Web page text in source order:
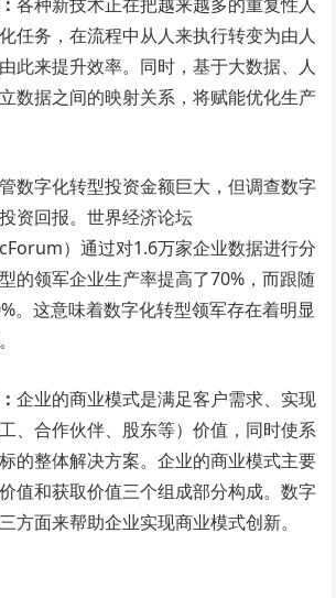
任务，在流程中从人来执行转变为由人
此来提升效率。同时，基于大数据、人
数据之间的映射关系，将赋能优化生产
数字化转型投资金额巨大，但调查数字
资回报。世界经济论坛
）通过对1.6万家企业数据进行分
的领军企业生产率提高了70%，而跟随
。这意味着数字化转型领军存在着明显
企业的商业模式是满足客户需求、实现
、合作伙伴、股东等）价值，同时使系
的整体解决方案。企业的商业模式主要
值和获取价值三个组成部分构成。数字
方面来帮助企业实现商业模式创新。